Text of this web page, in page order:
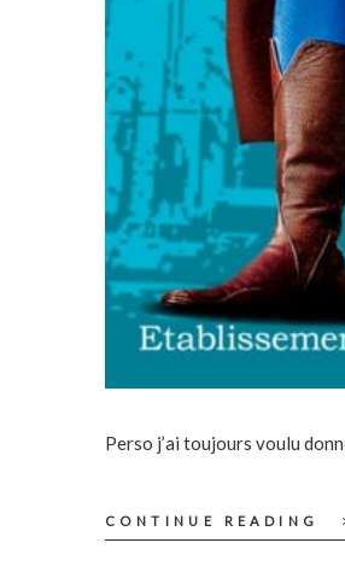
Perso j’ai toujours voulu
CONTINUE READING